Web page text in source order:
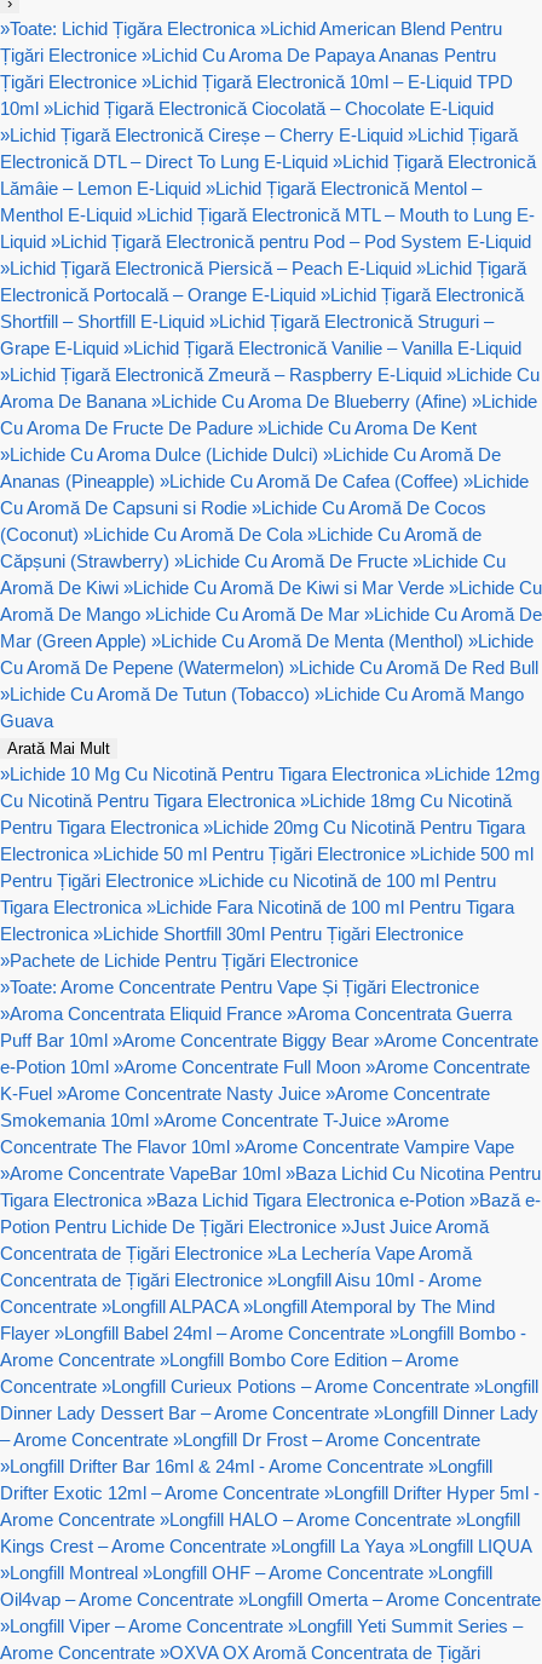
»Toate: Lichid Țigăra Electronica »Lichid American Blend Pentru
Țigări Electronice »Lichid Cu Aroma De Papaya Ananas Pentru
Țigări Electronice »Lichid Țigară Electronică 10ml – E-Liquid TPD
10ml »Lichid Țigară Electronică Ciocolată – Chocolate E-Liquid
»Lichid Țigară Electronică Cireșe – Cherry E-Liquid »Lichid Țigară
Electronică DTL – Direct To Lung E-Liquid »Lichid Țigară Electronică
Lămâie – Lemon E-Liquid »Lichid Țigară Electronică Mentol –
Menthol E-Liquid »Lichid Țigară Electronică MTL – Mouth to Lung E-
Liquid »Lichid Țigară Electronică pentru Pod – Pod System E-Liquid
»Lichid Țigară Electronică Piersică – Peach E-Liquid »Lichid Țigară
Electronică Portocală – Orange E-Liquid »Lichid Țigară Electronică
Shortfill – Shortfill E-Liquid »Lichid Țigară Electronică Struguri –
Grape E-Liquid »Lichid Țigară Electronică Vanilie – Vanilla E-Liquid
»Lichid Țigară Electronică Zmeură – Raspberry E-Liquid »Lichide Cu
Aroma De Banana »Lichide Cu Aroma De Blueberry (Afine) »Lichide
Cu Aroma De Fructe De Padure »Lichide Cu Aroma De Kent
»Lichide Cu Aroma Dulce (Lichide Dulci) »Lichide Cu Aromă De
Ananas (Pineapple) »Lichide Cu Aromă De Cafea (Coffee) »Lichide
Cu Aromă De Capsuni si Rodie »Lichide Cu Aromă De Cocos
(Coconut) »Lichide Cu Aromă De Cola »Lichide Cu Aromă de
Căpșuni (Strawberry) »Lichide Cu Aromă De Fructe »Lichide Cu
Aromă De Kiwi »Lichide Cu Aromă De Kiwi si Mar Verde »Lichide Cu
Aromă De Mango »Lichide Cu Aromă De Mar »Lichide Cu Aromă De
Mar (Green Apple) »Lichide Cu Aromă De Menta (Menthol) »Lichide
Cu Aromă De Pepene (Watermelon) »Lichide Cu Aromă De Red Bull
»Lichide Cu Aromă De Tutun (Tobacco) »Lichide Cu Aromă Mango
Guava
Arată Mai Mult
»Lichide 10 Mg Cu Nicotină Pentru Tigara Electronica »Lichide 12mg
Cu Nicotină Pentru Tigara Electronica »Lichide 18mg Cu Nicotină
Pentru Tigara Electronica »Lichide 20mg Cu Nicotină Pentru Tigara
Electronica »Lichide 50 ml Pentru Țigări Electronice »Lichide 500 ml
Pentru Țigări Electronice »Lichide cu Nicotină de 100 ml Pentru
Tigara Electronica »Lichide Fara Nicotină de 100 ml Pentru Tigara
Electronica »Lichide Shortfill 30ml Pentru Țigări Electronice
»Pachete de Lichide Pentru Țigări Electronice
»Toate: Arome Concentrate Pentru Vape Și Țigări Electronice
»Aroma Concentrata Eliquid France »Aroma Concentrata Guerra
Puff Bar 10ml »Arome Concentrate Biggy Bear »Arome Concentrate
e-Potion 10ml »Arome Concentrate Full Moon »Arome Concentrate
K-Fuel »Arome Concentrate Nasty Juice »Arome Concentrate
Smokemania 10ml »Arome Concentrate T-Juice »Arome
Concentrate The Flavor 10ml »Arome Concentrate Vampire Vape
»Arome Concentrate VapeBar 10ml »Baza Lichid Cu Nicotina Pentru
Tigara Electronica »Baza Lichid Tigara Electronica e-Potion »Bază e-
Potion Pentru Lichide De Țigări Electronice »Just Juice Aromă
Concentrata de Țigări Electronice »La Lechería Vape Aromă
Concentrata de Țigări Electronice »Longfill Aisu 10ml - Arome
Concentrate »Longfill ALPACA »Longfill Atemporal by The Mind
Flayer »Longfill Babel 24ml – Arome Concentrate »Longfill Bombo -
Arome Concentrate »Longfill Bombo Core Edition – Arome
Concentrate »Longfill Curieux Potions – Arome Concentrate »Longfill
Dinner Lady Dessert Bar – Arome Concentrate »Longfill Dinner Lady
– Arome Concentrate »Longfill Dr Frost – Arome Concentrate
»Longfill Drifter Bar 16ml & 24ml - Arome Concentrate »Longfill
Drifter Exotic 12ml – Arome Concentrate »Longfill Drifter Hyper 5ml -
Arome Concentrate »Longfill HALO – Arome Concentrate »Longfill
Kings Crest – Arome Concentrate »Longfill La Yaya »Longfill LIQUA
»Longfill Montreal »Longfill OHF – Arome Concentrate »Longfill
Oil4vap – Arome Concentrate »Longfill Omerta – Arome Concentrate
»Longfill Viper – Arome Concentrate »Longfill Yeti Summit Series –
Arome Concentrate »OXVA OX Aromă Concentrata de Țigări